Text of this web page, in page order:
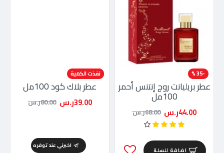
-35 %
عطر بريليانت روج إنتنس أحمر
100مل
44.00ر.س 68.00ر.س
اضافة للسلة
-51 %
نفذت الكمية
عطر بلاك كود 100مل
39.00ر.س 80.00ر.س
اخبرني عند توفره